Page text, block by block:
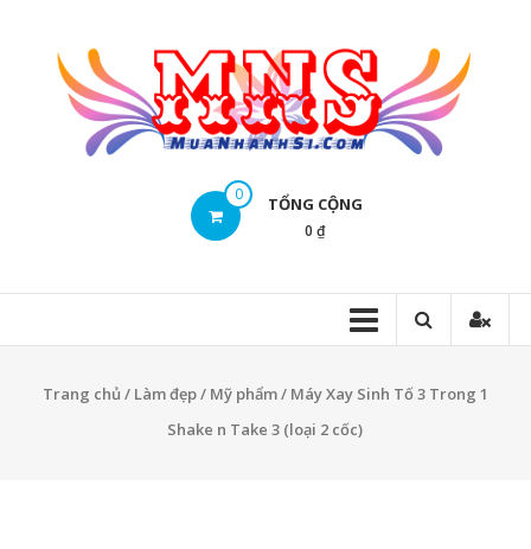
0 TỔNG CỘNG
0 ₫
Trang chủ / Làm đẹp/ Mỹ phẩm/ Máy Xay Sinh Tố 3 Trong 1
Shake n Take 3 (loại 2 cốc)